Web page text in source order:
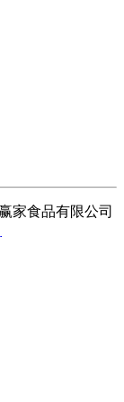
家食品有限公司